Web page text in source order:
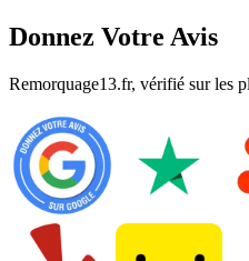
Donnez Votre Avis
Remorquage13.fr, vérifié sur les